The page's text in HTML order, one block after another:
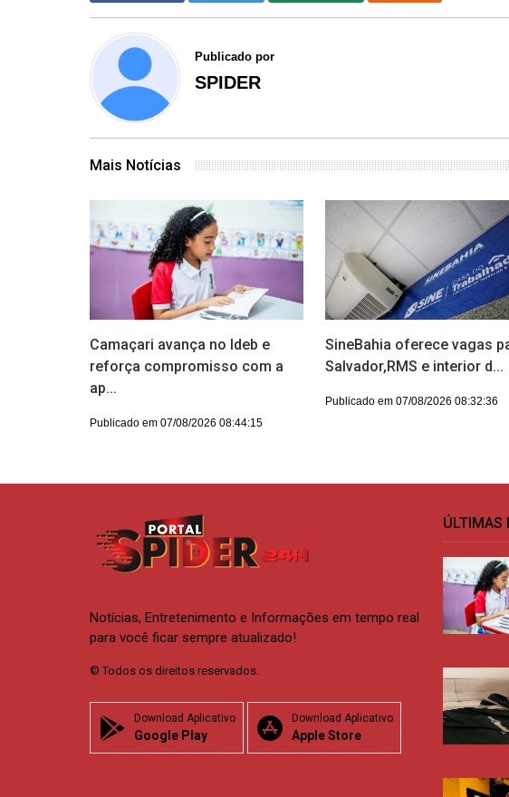
Publicado por
SPIDER
Mais Notícias
Camaçari avança no Ideb e
reforça compromisso com a
ap...
Publicado em 07/08/2026 08:44:15
SineBahia oferece vagas
Salvador,RMS e interior d...
Publicado em 07/08/2026 08:32:36
Notícias, Entretenimento e Informações em tempo real
para você ficar sempre atualizado!
© Todos os direitos reservados.
Download Aplicativo
Google Play
Download Aplicativo
Apple Store
ÚLTIMAS